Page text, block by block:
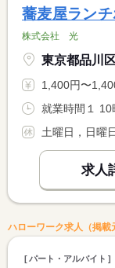
蕎麦屋ラン
株式会社 光
東京都品川
1,400円〜1,400円 ※フルタ
土曜日，日曜
求人
ハローワーク求人（掲載
パート・アルバイト